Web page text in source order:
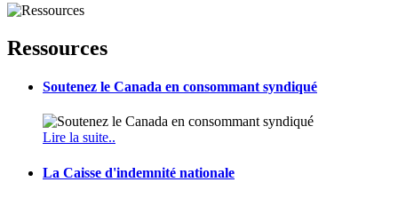
Ressources
Soutenez le Canada en consommant syndiqué
Lire la suite..
La Caisse d'indemnité nationale